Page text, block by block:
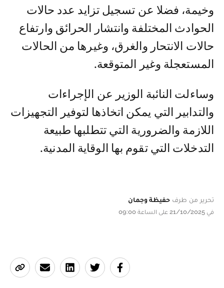
وخيمة، فضلا عن تسجيل تزايد عدد حالات
الحوادث المختلفة وانتشار الحرائق وارتفاع
حالات الانتحار والغرق، وغيرها من الحالات
المستعجلة وغير المتوقعة.
وساءلت النائبة الوزير عن الإجراءات
والتدابير التي يمكن اتخاذها لتوفير التجهيزات
اللازمة والضرورية التي تتطلبها طبيعة
التدخلات التي تقوم بها الوقاية المدنية.
تحرير من طرف حفيظة وجمان
في 21/10/2025 على الساعة 09:00